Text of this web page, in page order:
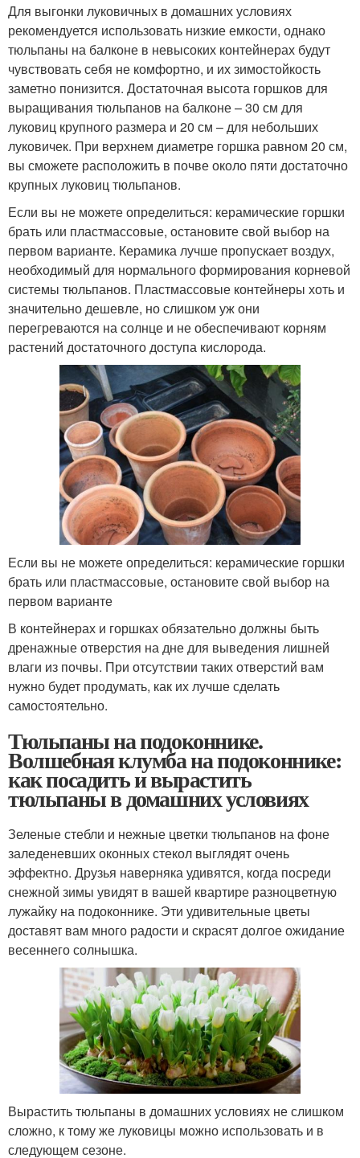
Для выгонки луковичных в домашних условиях
рекомендуется использовать низкие емкости, однако
тюльпаны на балконе в невысоких контейнерах будут
чувствовать себя не комфортно, и их зимостойкость
заметно понизится. Достаточная высота горшков для
выращивания тюльпанов на балконе – 30 см для
луковиц крупного размера и 20 см – для небольших
луковичек. При верхнем диаметре горшка равном 20 см,
вы сможете расположить в почве около пяти достаточно
крупных луковиц тюльпанов.
Если вы не можете определиться: керамические горшки
брать или пластмассовые, остановите свой выбор на
первом варианте. Керамика лучше пропускает воздух,
необходимый для нормального формирования корневой
системы тюльпанов. Пластмассовые контейнеры хоть и
значительно дешевле, но слишком уж они
перегреваются на солнце и не обеспечивают корням
растений достаточного доступа кислорода.
Если вы не можете определиться: керамические горшки
брать или пластмассовые, остановите свой выбор на
первом варианте
В контейнерах и горшках обязательно должны быть
дренажные отверстия на дне для выведения лишней
влаги из почвы. При отсутствии таких отверстий вам
нужно будет продумать, как их лучше сделать
самостоятельно.
Тюльпаны на подоконнике.
Волшебная клумба на подоконнике:
как посадить и вырастить
тюльпаны в домашних условиях
Зеленые стебли и нежные цветки тюльпанов на фоне
заледеневших оконных стекол выглядят очень
эффектно. Друзья наверняка удивятся, когда посреди
снежной зимы увидят в вашей квартире разноцветную
лужайку на подоконнике. Эти удивительные цветы
доставят вам много радости и скрасят долгое ожидание
весеннего солнышка.
Вырастить тюльпаны в домашних условиях не слишком
сложно, к тому же луковицы можно использовать и в
следующем сезоне.